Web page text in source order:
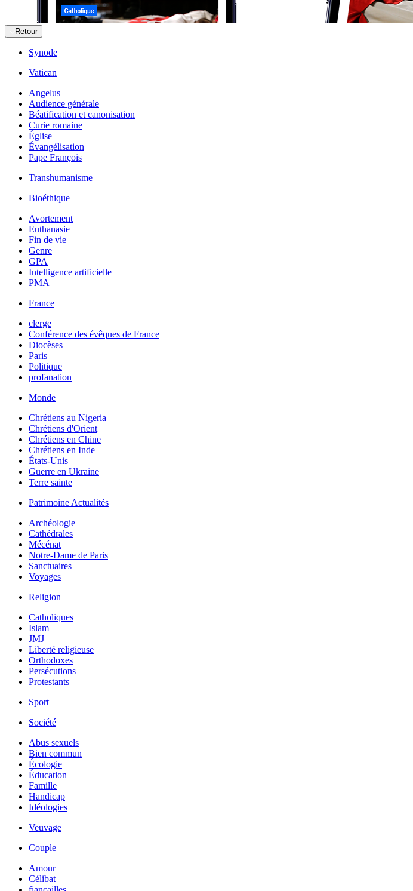
Retour
Synode
Vatican
Angelus
Audience générale
Béatification et canonisation
Curie romaine
Église
Évangélisation
Pape François
Transhumanisme
Bioéthique
Avortement
Euthanasie
Fin de vie
Genre
GPA
Intelligence artificielle
PMA
France
clerge
Conférence des évêques de France
Diocèses
Paris
Politique
profanation
Monde
Chrétiens au Nigeria
Chrétiens d'Orient
Chrétiens en Chine
Chrétiens en Inde
États-Unis
Guerre en Ukraine
Terre sainte
Patrimoine Actualités
Archéologie
Cathédrales
Mécénat
Notre-Dame de Paris
Sanctuaires
Voyages
Religion
Catholiques
Islam
JMJ
Liberté religieuse
Orthodoxes
Persécutions
Protestants
Sport
Société
Abus sexuels
Bien commun
Écologie
Éducation
Famille
Handicap
Idéologies
Veuvage
Couple
Amour
Célibat